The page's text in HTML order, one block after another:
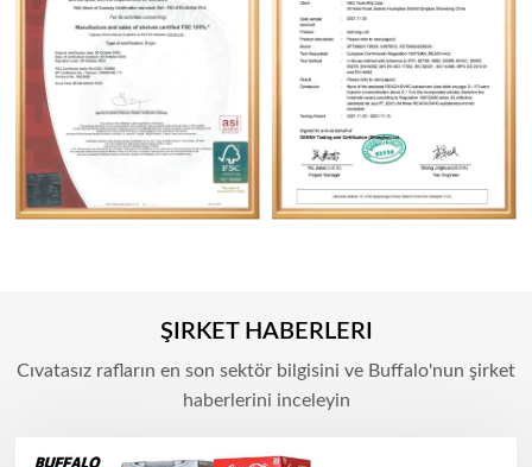
ŞIRKET HABERLERI
Cıvatasız rafların en son sektör bilgisini ve Buffalo'nun şirket
haberlerini inceleyin